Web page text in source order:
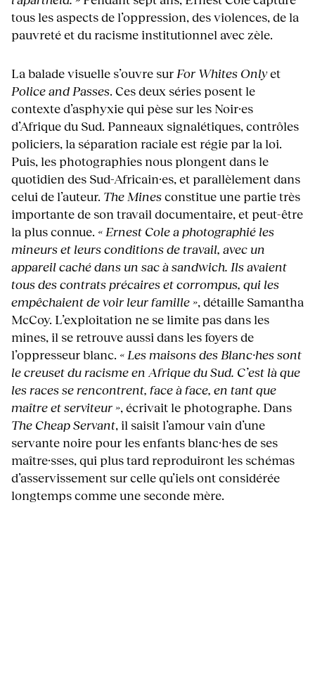
tous les aspects de l’oppression, des violences, de la
pauvreté et du racisme institutionnel avec zèle.
La balade visuelle s’ouvre sur For Whites Onlyet
Police and Passes. Ces deux séries posent le
contexte d’asphyxie qui pèse sur les Noir·es
d’Afrique du Sud. Panneaux signalétiques, contrôles
policiers, la séparation raciale est régie par la loi.
Puis, les photographies nous plongent dans le
quotidien des Sud-Africain·es, et parallèlement dans
celui de l’auteur. The Minesconstitue une partie très
importante de son travail documentaire, et peut-être
la plus connue. « Ernest Cole a photographié les
mineurs et leurs conditions de travail, avec un
appareil caché dans un sac à sandwich. Ils avaient
tous des contrats précaires et corrompus, qui les
empêchaient de voir leur famille », détaille Samantha
McCoy. L’exploitation ne se limite pas dans les
mines, il se retrouve aussi dans les foyers de
l’oppresseur blanc. « Les maisons des Blanc·hes sont
le creuset du racisme en Afrique du Sud. C’est là que
les races se rencontrent, face à face, en tant que
maître et serviteur », écrivait le photographe. Dans
The Cheap Servant, il saisit l’amour vain d’une
servante noire pour les enfants blanc·hes de ses
maître·sses, qui plus tard reproduiront les schémas
d’asservissement sur celle qu’iels ont considérée
longtemps comme une seconde mère.